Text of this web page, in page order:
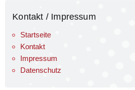
Kontakt / Impressum
Startseite
Kontakt
Impressum
Datenschutz